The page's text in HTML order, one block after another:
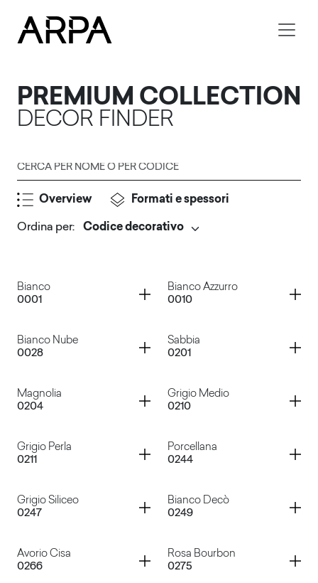
PREMIUM COLLECTION
DECOR FINDER
Cerca per nome o per codice
Overview Formati e spessori
Ordina per:
Bianco
0001
Container
Bianco Azzurro
0010
Container
Bianco Nube
0028
Container
Sabbia
0201
Container
Magnolia
0204
Container
Grigio Medio
0210
Container
Grigio Perla
0211
Container
Porcellana
0244
Container
Grigio Siliceo
0247
Container
Bianco Decò
0249
Container
Avorio Cisa
0266
Container
Rosa Bourbon
0275
Container